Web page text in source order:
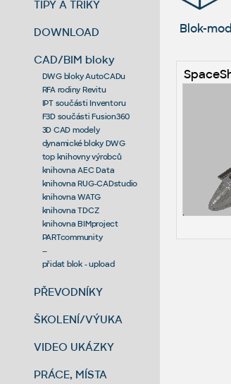
TIPY A TRIKY
DOWNLOAD
CAD/BIM bloky
DWG bloky AutoCADu
RFA rodiny Revitu
IPT součásti Inventoru
F3D součásti Fusion360
3D CAD modely
dynamické bloky DWG
top knihovny výrobců
knihovna AEC Data
knihovna RUG-CADstudio
knihovna WATG
knihovna TDCZ
knihovna BIMproject
PARTcommunity
--
přidat blok - upload
PŘEVODNÍKY
ŠKOLENÍ/VÝUKA
VIDEO UKÁZKY
PRÁCE, MÍSTA
Blok-